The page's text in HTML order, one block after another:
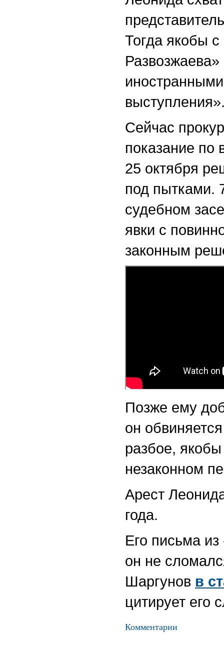
Тогда якобы
Сейчас
показание по
25 октября
под пытками.
судебном
явки с
законным
Позже ему
он
разбое,
незаконном
Арест
года.
Его письма
он не
Шаргунов в
цитирует его
Комментарии